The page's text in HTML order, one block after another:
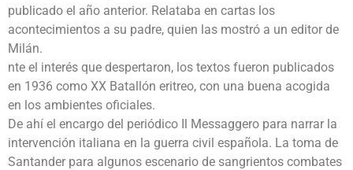
publicado el año anterior. Relataba en cartas los
acontecimientos a su padre, quien las mostró a un editor de
Milán.
nte el interés que despertaron, los textos fueron publicados
en 1936 como XX Batallón eritreo, con una buena acogida
en los ambientes oficiales.
De ahí el encargo del periódico Il Messaggero para narrar la
intervención italiana en la guerra civil española. La toma de
Santander para algunos escenario de sangrientos combates